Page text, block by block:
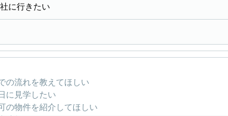
に行きたい